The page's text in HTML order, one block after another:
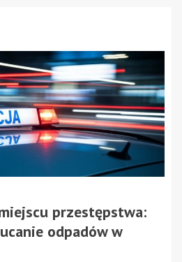
przestępstwa:
odpadów w